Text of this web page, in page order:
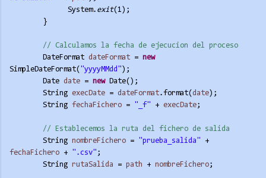
System. exit(1);
}
// Calculamos la fecha de ejecucion del proceso
DateFormat dateFormat = new
SimpleDateFormat( "yyyyMMdd" );
Date date = new Date();
String execDate = dateFormat.format(date);
String fechaFichero = "_f" + execDate;
// Establecemos la ruta del fichero de salida
String nombreFichero = "prueba_salida"
fechaFichero + ".csv" ;
String rutaSalida = path + nombreFichero;